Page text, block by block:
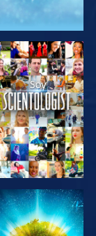
VE
EXPLORA LAS